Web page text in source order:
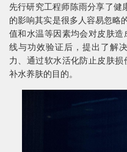
先行研究工程师陈雨分享了健
的影响其实是很多人容易忽略
值和水温等因素均会对皮肤
线与功效验证后，提出了解
力、通过软水活化防止皮肤
补水养肤的目的。